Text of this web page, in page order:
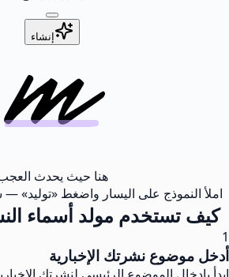
إنشاء
هنا حيث يحدث
املأ النموذج على اليسار واضغط «توليد» —
كيف تستخدم مولد أسماء
1
أدخل موضوع نشرتك الإخبارية